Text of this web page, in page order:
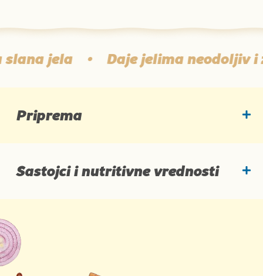
jela • Daje jelima neodoljiv i
Priprema
Sastojci i nutritivne vrednosti
Sastojci